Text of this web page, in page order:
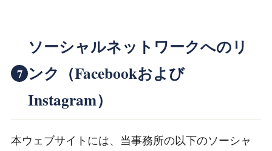
7
ソーシャルネットワークへのリ
ンク（Facebookおよび
Instagram）
本ウェブサイトには、当事務所の以下のソーシャ